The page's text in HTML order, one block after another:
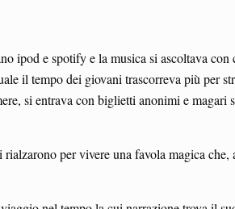
ipod e spotify e la musica si ascoltava con
il tempo dei giovani trascorreva più per
si entrava con biglietti anonimi e magari
per vivere una favola magica che,